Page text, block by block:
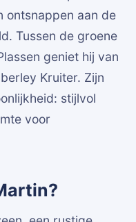
ontsnappen aan de
Tussen de groene
geniet hij van
Kruiter. Zijn
stijlvol
voor